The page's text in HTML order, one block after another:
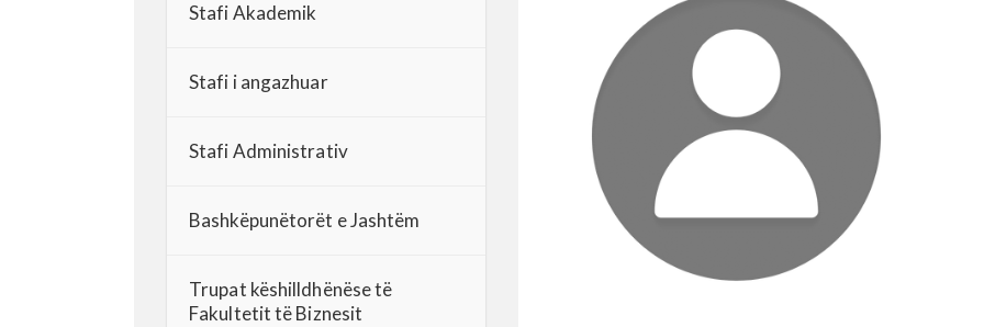
Stafi Akademik
Stafi i angazhuar
Stafi Administrativ
Bashkëpunëtorët e Jashtëm
Trupat këshilldhënëse të
Fakultetit të Biznesit